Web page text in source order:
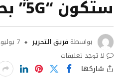
ستكون “5G” بحلول 2030
بواسطة فريق التحرير 7 يوليو, 2025
لا توجد تعليقات
شاركها